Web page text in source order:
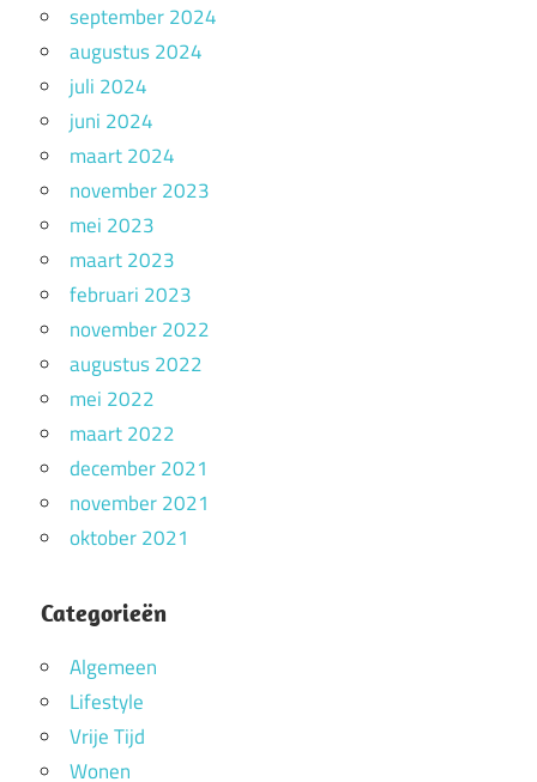
september 2024
augustus 2024
juli 2024
juni 2024
maart 2024
november 2023
mei 2023
maart 2023
februari 2023
november 2022
augustus 2022
mei 2022
maart 2022
december 2021
november 2021
oktober 2021
Categorieën
Algemeen
Lifestyle
Vrije Tijd
Wonen